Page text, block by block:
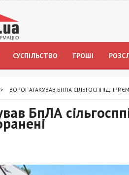
СУСПІЛЬСТВО ГРОШІ
> ВОРОГ АТАКУВАВ БПЛА
БпЛА